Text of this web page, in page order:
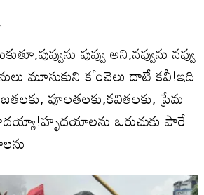
పువ్వు అని,నవ్వును నవ్వు
మూసుకుని కౕంచెలు దాటే కవీ!ఇది
పూలతలకు,కవితలకు, ప్రేమ
ఒరుచుకు పారే